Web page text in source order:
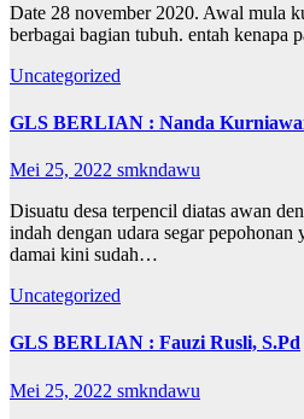
Date 28 november 2020. Awal mula
berbagai bagian tubuh. entah kenapa
Uncategorized
GLS BERLIAN : Nanda
Mei 25, 2022 smkndawu
Disuatu desa terpencil diatas awan
indah dengan udara segar pepohonan
damai kini sudah…
Uncategorized
GLS BERLIAN : Fauzi Rusli, S.Pd
Mei 25, 2022 smkndawu